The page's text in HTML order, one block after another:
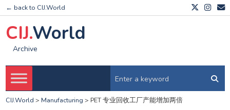
← back to CIJ.World
CIJ.World
Archive
CIJ.World > Manufacturing > PET 专业回收工厂产能增加两倍